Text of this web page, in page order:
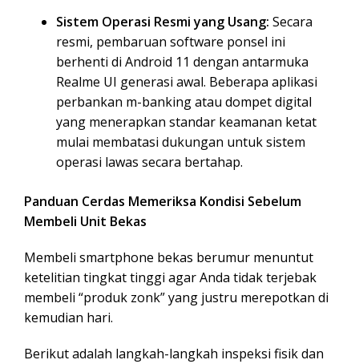
Sistem Operasi Resmi yang Usang: Secara
resmi, pembaruan software ponsel ini
berhenti di Android 11 dengan antarmuka
Realme UI generasi awal. Beberapa aplikasi
perbankan m-banking atau dompet digital
yang menerapkan standar keamanan ketat
mulai membatasi dukungan untuk sistem
operasi lawas secara bertahap.
Panduan Cerdas Memeriksa Kondisi Sebelum
Membeli Unit Bekas
Membeli smartphone bekas berumur menuntut
ketelitian tingkat tinggi agar Anda tidak terjebak
membeli “produk zonk” yang justru merepotkan di
kemudian hari.
Berikut adalah langkah-langkah inspeksi fisik dan